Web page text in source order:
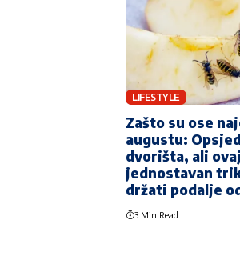
LIFESTYLE
Zašto su ose
augustu:
dvorišta, ali ovaj
jednostavan
držati podalje
3 Min Read